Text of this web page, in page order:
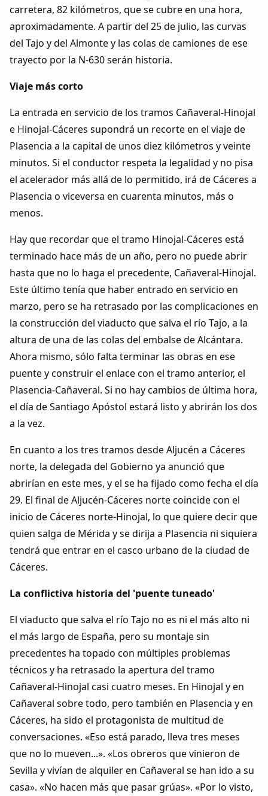
carretera, 82 kilómetros, que se cubre en una hora,
aproximadamente. A partir del 25 de julio, las curvas
del Tajo y del Almonte y las colas de camiones de ese
trayecto por la N-630 serán historia.
Viaje más corto
La entrada en servicio de los tramos Cañaveral-Hinojal
e Hinojal-Cáceres supondrá un recorte en el viaje de
Plasencia a la capital de unos diez kilómetros y veinte
minutos. Si el conductor respeta la legalidad y no pisa
el acelerador más allá de lo permitido, irá de Cáceres a
Plasencia o viceversa en cuarenta minutos, más o
menos.
Hay que recordar que el tramo Hinojal-Cáceres está
terminado hace más de un año, pero no puede abrir
hasta que no lo haga el precedente, Cañaveral-Hinojal.
Este último tenía que haber entrado en servicio en
marzo, pero se ha retrasado por las complicaciones en
la construcción del viaducto que salva el río Tajo, a la
altura de una de las colas del embalse de Alcántara.
Ahora mismo, sólo falta terminar las obras en ese
puente y construir el enlace con el tramo anterior, el
Plasencia-Cañaveral. Si no hay cambios de última hora,
el día de Santiago Apóstol estará listo y abrirán los dos
a la vez.
En cuanto a los tres tramos desde Aljucén a Cáceres
norte, la delegada del Gobierno ya anunció que
abrirían en este mes, y el se ha fijado como fecha el día
29. El final de Aljucén-Cáceres norte coincide con el
inicio de Cáceres norte-Hinojal, lo que quiere decir que
quien salga de Mérida y se dirija a Plasencia ni siquiera
tendrá que entrar en el casco urbano de la ciudad de
Cáceres.
La conflictiva historia del 'puente tuneado'
El viaducto que salva el río Tajo no es ni el más alto ni
el más largo de España, pero su montaje sin
precedentes ha topado con múltiples problemas
técnicos y ha retrasado la apertura del tramo
Cañaveral-Hinojal casi cuatro meses. En Hinojal y en
Cañaveral sobre todo, pero también en Plasencia y en
Cáceres, ha sido el protagonista de multitud de
conversaciones. «Eso está parado, lleva tres meses
que no lo mueven...». «Los obreros que vinieron de
Sevilla y vivían de alquiler en Cañaveral se han ido a su
casa». «No hacen más que pasar grúas». «Por lo visto,